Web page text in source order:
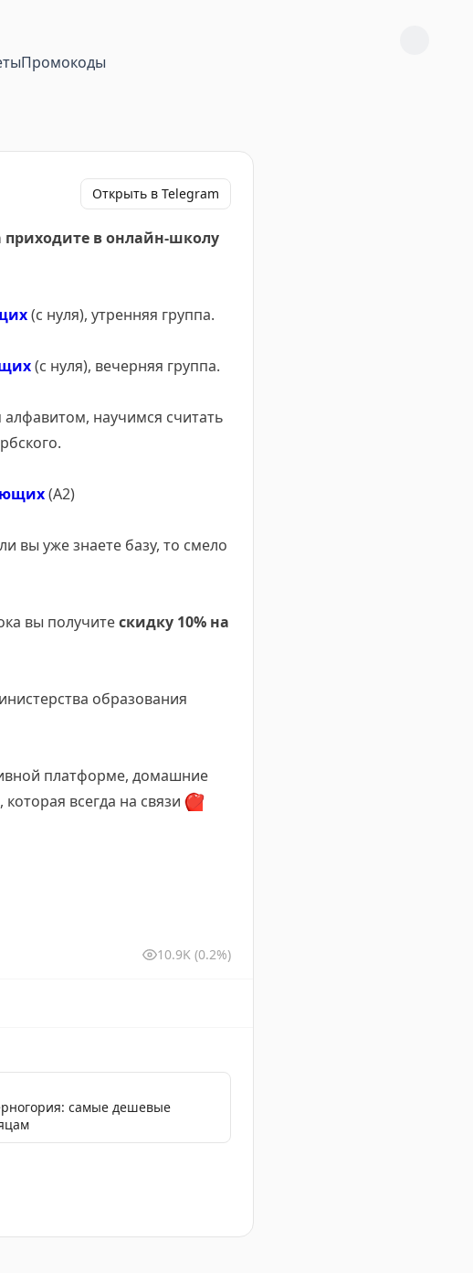
Промокоды
Открыть в Telegram
приходите в онлайн-школу
(с нуля), утренняя группа.
(с нуля), вечерняя группа.
научимся считать
(А2)
вы уже знаете базу, то смело
вы получитескидку 10% на
образования
платформе, домашние
всегда на связи ❤
10.9K (0.2%)
самые дешевые